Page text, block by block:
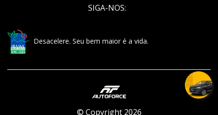
SIGA-NOS:
Desacelere. Seu bem maior é a vida.
© Copyright 2026